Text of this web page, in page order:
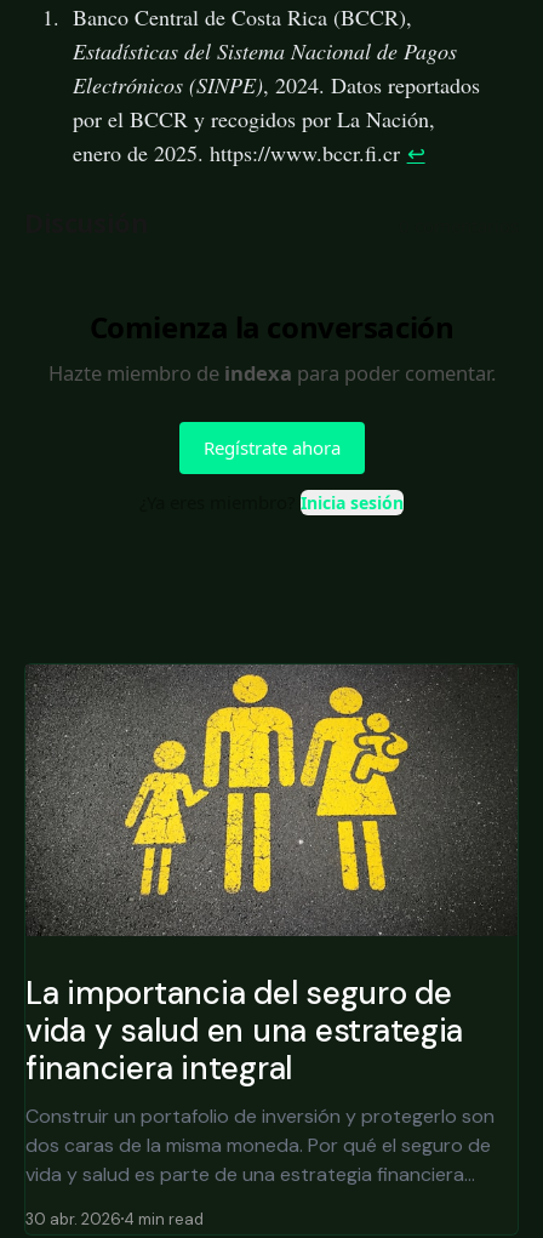
Banco Central de Costa Rica (BCCR),
Estadísticas del Sistema Nacional de Pagos
Electrónicos (SINPE), 2024. Datos reportados
por el BCCR y recogidos por La Nación,
enero de 2025. https://www.bccr.fi.cr ↩
La importancia del seguro de
vida y salud en una estrategia
financiera integral
Construir un portafolio de inversión y protegerlo son
dos caras de la misma moneda. Por qué el seguro de
vida y salud es parte de una estrategia financiera
30 abr. 2026 4 min read